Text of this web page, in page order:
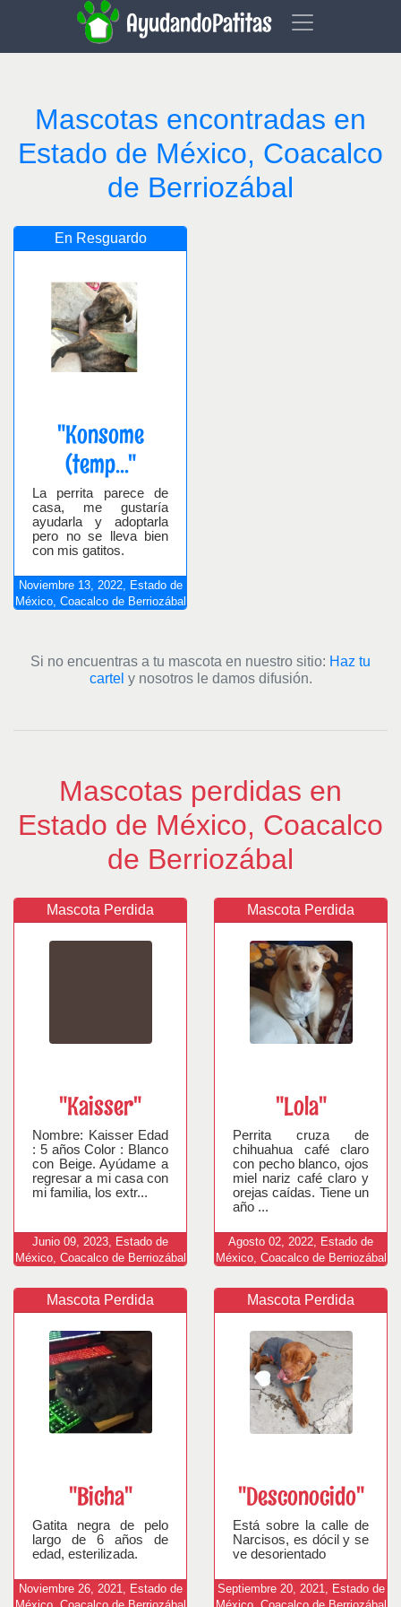
AyudandoPatitas
Mascotas encontradas en
Estado de México, Coacalco
de Berriozábal
En Resguardo
"Konsome
(temp..."
La perrita parece de
casa, me gustaría
ayudarla y adoptarla
pero no se lleva bien
con mis gatitos.
Noviembre 13, 2022, Estado de
México, Coacalco de Berriozábal
Si no encuentras a tu mascota en nuestro sitio: Haz tu
cartel y nosotros le damos difusión.
Mascotas perdidas en
Estado de México, Coacalco
de Berriozábal
Mascota Perdida
"Kaisser"
Nombre: Kaisser Edad
: 5 años Color : Blanco
con Beige. Ayúdame a
regresar a mi casa con
mi familia, los extr...
Junio 09, 2023, Estado de
México, Coacalco de Berriozábal
Mascota Perdida
"Lola"
Perrita cruza de
chihuahua café claro
con pecho blanco, ojos
miel nariz café claro y
orejas caídas. Tiene un
año ...
Agosto 02, 2022, Estado de
México, Coacalco de Berriozábal
Mascota Perdida
"Bicha"
Gatita negra de pelo
largo de 6 años de
edad, esterilizada.
Noviembre 26, 2021, Estado de
Mascota Perdida
"Desconocido"
Está sobre la calle de
Narcisos, es dócil y se
ve desorientado
Septiembre 20, 2021, Estado de